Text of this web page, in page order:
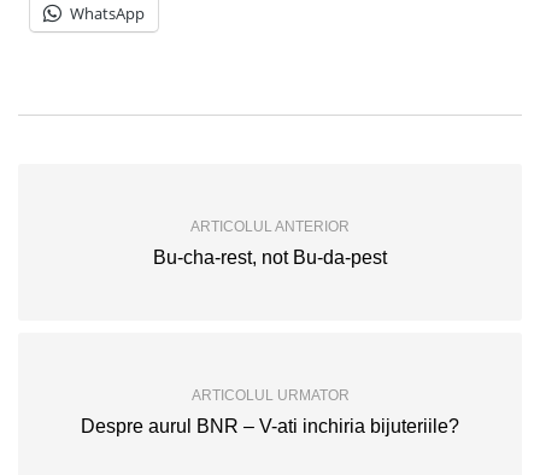
WhatsApp
ARTICOLUL ANTERIOR
Bu-cha-rest, not Bu-da-pest
ARTICOLUL URMATOR
Despre aurul BNR – V-ati inchiria bijuteriile?